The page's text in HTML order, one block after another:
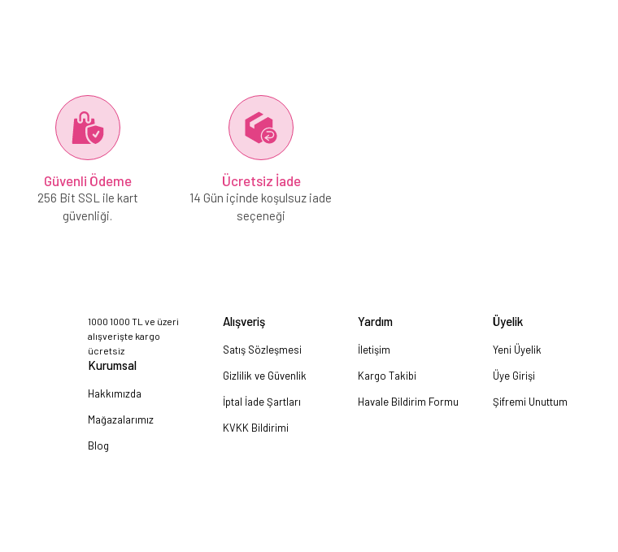
Güvenli Ödeme
256 Bit SSL ile kart
güvenliği.
Ücretsiz İade
14 Gün içinde koşulsuz iade
seçeneği
1000 1000 TL ve üzeri
alışverişte kargo
ücretsiz
Kurumsal
Hakkımızda
Mağazalarımız
Blog
Alışveriş
Satış Sözleşmesi
Gizlilik ve Güvenlik
İptal İade Şartları
KVKK Bildirimi
Yardım
İletişim
Kargo Takibi
Havale Bildirim Formu
Üyelik
Yeni Üyelik
Üye Girişi
Şifremi Unuttum